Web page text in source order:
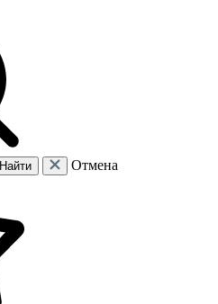
Найти Отмена